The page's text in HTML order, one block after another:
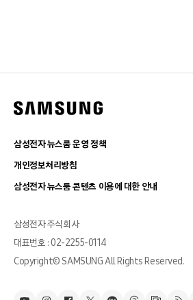
삼성전자 뉴스룸 운영 정책
개인정보처리방침
삼성전자 뉴스룸 콘텐츠 이용에 대한 안내
삼성전자 주식회사
대표번호 : 02-2255-0114
Copyright© SAMSUNG All Rights Reserved.